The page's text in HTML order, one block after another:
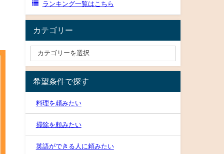
ランキング一覧はこちら
カテゴリー
希望条件で探す
料理を頼みたい
掃除を頼みたい
英語ができる人に頼みたい